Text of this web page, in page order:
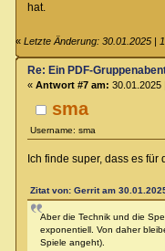
hat.
«Letzte Änderung: 30.01.2025 |
sma
Username: sma
Re: Ein PDF-
« Antwort #7 am: 30.01.2025
Ich finde super, dass es für
Zitat von: Gerrit am
Aber die Technik und die
exponentiell. Von daher
Spiele angeht).